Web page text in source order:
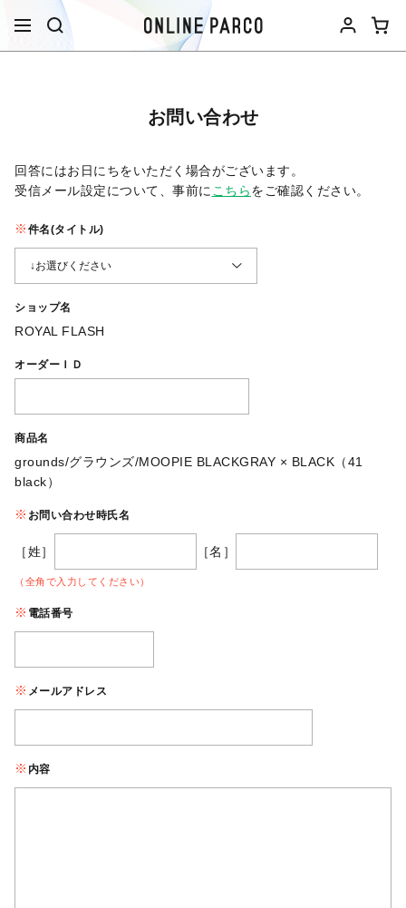
お問い合わせ
回答にはお日にちをいただく場合がございます。
受信メール設定について、事前に こちらをご確認ください。​
件名(タイトル)
ショップ名
ROYAL FLASH
オーダーＩＤ
商品名
grounds/グラウンズ/MOOPIE BLACKGRAY × BLACK（41
black）
お問い合わせ時氏名
［姓］ ［名］
（全角で入力してください）
電話番号
メールアドレス
内容